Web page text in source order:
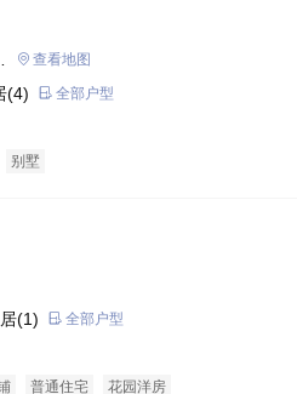
查看地图
(4) 全部户型
别墅
(1) 全部户型
普通住宅 花园洋房